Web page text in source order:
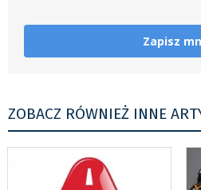
Zapisz
ZOBACZ RÓWNIEŻ INNE